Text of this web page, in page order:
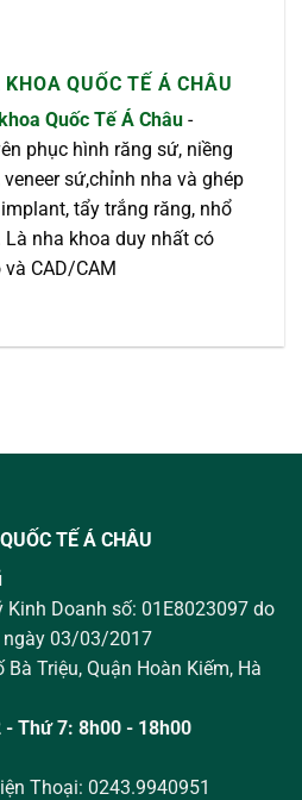
KHOA QUỐC TẾ Á CHÂU
Quốc Tế Á Châu -
phục hình răng sứ, niềng
veneer sứ,chỉnh nha và ghép
tẩy trắng răng, nhổ
Là nha khoa duy nhất có
và CAD/CAM
TẾ Á CHÂU
Doanh số: 01E8023097 do
ngày 03/03/2017
Bà Triệu, Quận Hoàn Kiếm, Hà
- Thứ 7: 8h00 - 18h00
Thoại: 0243.9940951